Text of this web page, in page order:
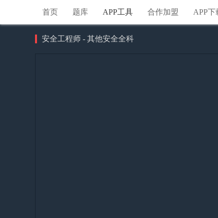
首页 题库 APP工具 合作加盟 APP下
安全工程师 - 其他安全全科